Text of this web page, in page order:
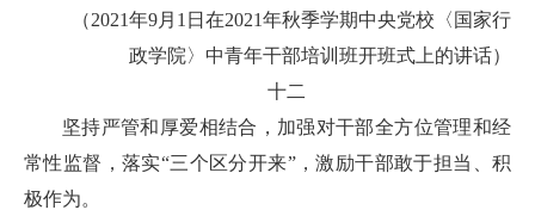
（2021年9月1日在2021年秋季学期中央党校〈国家行
政学院〉中青年干部培训班开班式上的讲话）
十二
坚持严管和厚爱相结合，加强对干部全方位管理和经
常性监督，落实“三个区分开来”，激励干部敢于担当、积
极作为。